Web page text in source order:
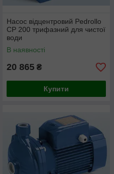
Насос відцентровий Pedrollo
CP 200 трифазний для чистої
води
В наявності
20 865 ₴
Купити